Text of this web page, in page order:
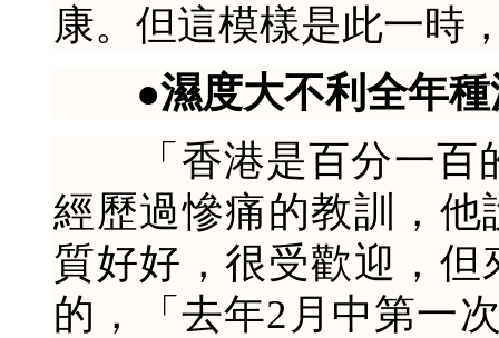
康。但這模樣是此一時
●濕度大不利全年種
「香港是百分一百的
經歷過慘痛的教訓，
質好好，很受歡迎，
的，「去年2月中第一